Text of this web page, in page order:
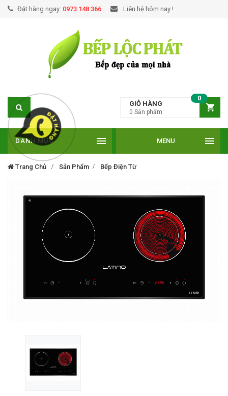
Đặt hàng ngay: 0973 148 366 Liên hệ hôm nay !
GIỎ HÀNG
0
0 Sản phẩm
DANH MỤC MENU
Trang Chủ Sản Phẩm Bếp Điện Từ